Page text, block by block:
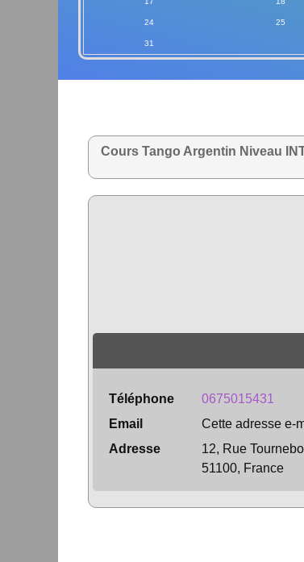
24 25
31
Cours Tango Argentin Niveau
Téléphone
0675015431
Email
Cette adresse e-
Adresse
12, Rue
51100, France